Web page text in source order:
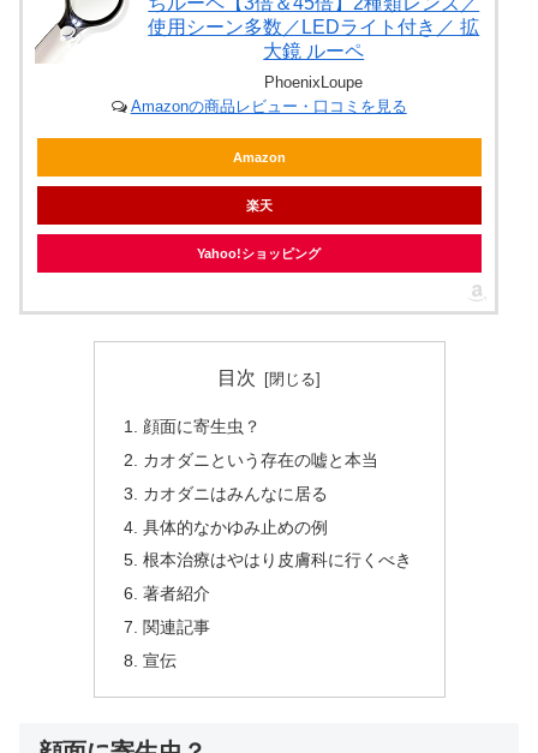
使用シーン多数／LEDライト付き／ 拡
大鏡 ルーペ
PhoenixLoupe
Amazonの商品レビュー・口コミを見る
Amazon
楽天
Yahoo!ショッピング
目次
顔面に寄生虫？
カオダニという存在の嘘と本当
カオダニはみんなに居る
具体的なかゆみ止めの例
根本治療はやはり皮膚科に行くべき
著者紹介
関連記事
宣伝